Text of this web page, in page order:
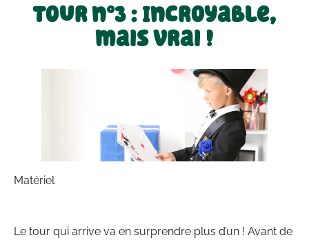
Tour n°3 : Incroyable,
mais vrai !
Matériel
Le tour qui arrive va en surprendre plus d’un ! Avant de